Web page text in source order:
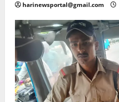
harinewsportal@gmail.com